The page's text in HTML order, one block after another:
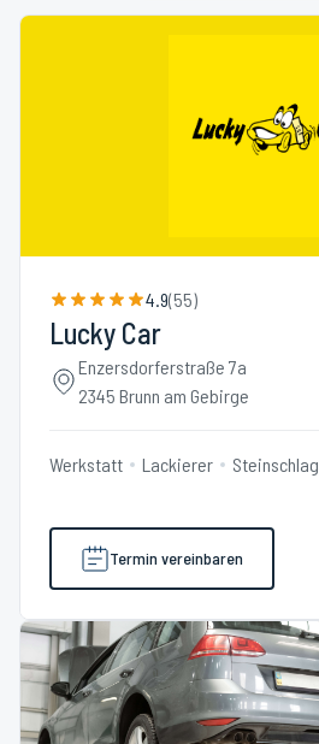
4.9(55)
Lucky Car
Enzersdorferstraße 7a
2345 Brunn am Gebirge
Werkstatt Lackierer Steinschlag
Termin vereinbaren